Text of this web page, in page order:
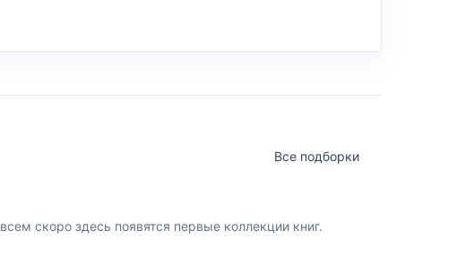
Все подборки
скоро здесь появятся первые коллекции книг.